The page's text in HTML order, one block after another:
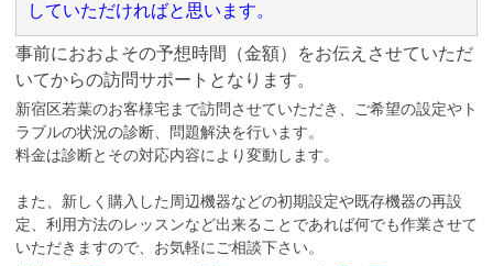
していただければと思います。
事前におおよその予想時間（金額）をお伝えさせていただ
いてからの訪問サポートとなります。
新宿区若葉のお客様宅まで訪問させていただき、ご希望の設定やト
ラブルの状況の診断、問題解決を行います。
料金は診断とその対応内容により変動します。
また、新しく購入した周辺機器などの初期設定や既存機器の再設
定、利用方法のレッスンなど出来ることであれば何でも作業させて
いただきますので、お気軽にご相談下さい。